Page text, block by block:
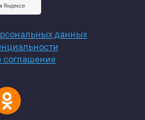
данных
соглашение